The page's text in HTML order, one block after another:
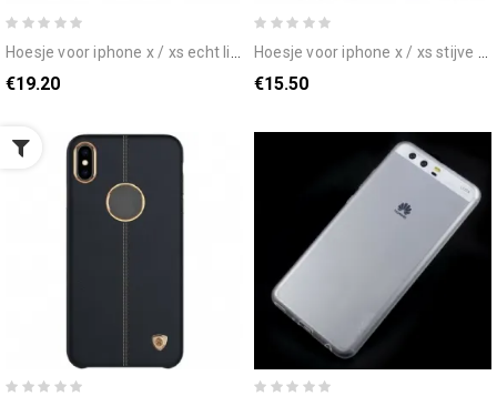
hoesje voor iphone x / xs echt litchi-leer
€19.20
hoesje voor iphone x / xs stijve siliconen
€15.50